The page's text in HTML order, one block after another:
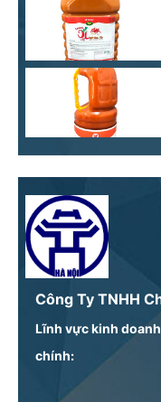
Lĩnh vực kinh doanh
chính: